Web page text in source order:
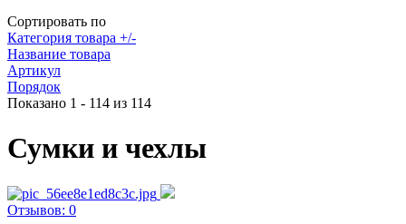
Сортировать по
Категория товара +/-
Название товара
Артикул
Порядок
Показано 1 - 114 из 114
Сумки и чехлы
Отзывов: 0